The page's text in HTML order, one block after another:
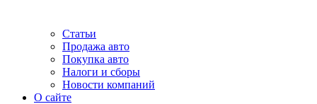
Статьи
Продажа авто
Покупка авто
Налоги и сборы
Новости компаний
О сайте